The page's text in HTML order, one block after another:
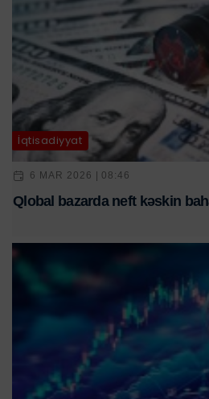
İqtisadiyyat
6 MAR 2026 | 08:46
Qlobal bazarda neft kəskin